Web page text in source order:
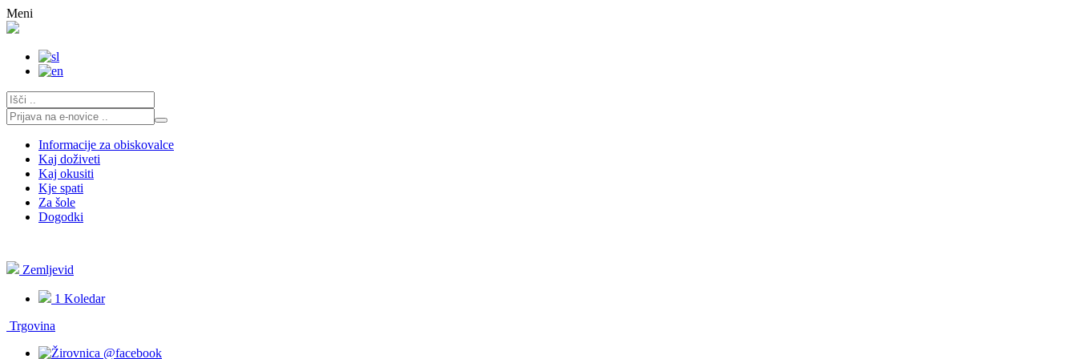
Skoči
na
Meni
Informacije za obiskovalce
Kaj doživeti
Kaj okusiti
Kje spati
Za šole
Dogodki
Zemljevid
1 Koledar
Trgovina